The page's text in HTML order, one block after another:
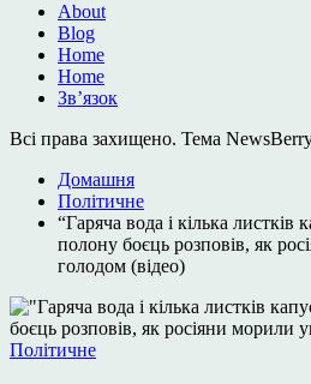
About
Blog
Home
Home
Зв’язок
Всі права захищено. Тема
Домашня
Політичне
“Гаряча вода і кілька листків
полону боєць розповів, як
голодом (відео)
Опублікувати
Політичне